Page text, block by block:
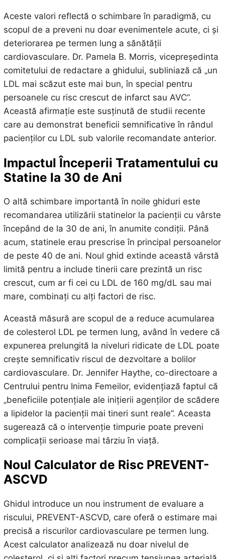
Aceste valori reflectă o schimbare în paradigmă, cu
scopul de a preveni nu doar evenimentele acute, ci și
deteriorarea pe termen lung a sănătății
cardiovasculare. Dr. Pamela B. Morris, vicepreședinta
comitetului de redactare a ghidului, subliniază că „un
LDL mai scăzut este mai bun, în special pentru
persoanele cu risc crescut de infarct sau AVC”.
Această afirmație este susținută de studii recente
care au demonstrat beneficii semnificative în rândul
pacienților cu LDL sub valorile recomandate anterior.
Impactul Începerii Tratamentului cu
Statine la 30 de Ani
O altă schimbare importantă în noile ghiduri este
recomandarea utilizării statinelor la pacienții cu vârste
începând de la 30 de ani, în anumite condiții. Până
acum, statinele erau prescrise în principal persoanelor
de peste 40 de ani. Noul ghid extinde această vârstă
limită pentru a include tinerii care prezintă un risc
crescut, cum ar fi cei cu LDL de 160 mg/dL sau mai
mare, combinați cu alți factori de risc.
Această măsură are scopul de a reduce acumularea
de colesterol LDL pe termen lung, având în vedere că
expunerea prelungită la niveluri ridicate de LDL poate
crește semnificativ riscul de dezvoltare a bolilor
cardiovasculare. Dr. Jennifer Haythe, co-directoare a
Centrului pentru Inima Femeilor, evidențiază faptul că
„beneficiile potențiale ale inițierii agenților de scădere
a lipidelor la pacienții mai tineri sunt reale”. Aceasta
sugerează că o intervenție timpurie poate preveni
complicații serioase mai târziu în viață.
Noul Calculator de Risc PREVENT-
ASCVD
Ghidul introduce un nou instrument de evaluare a
riscului, PREVENT-ASCVD, care oferă o estimare mai
precisă a riscurilor cardiovasculare pe termen lung.
Acest calculator analizează nu doar nivelul de